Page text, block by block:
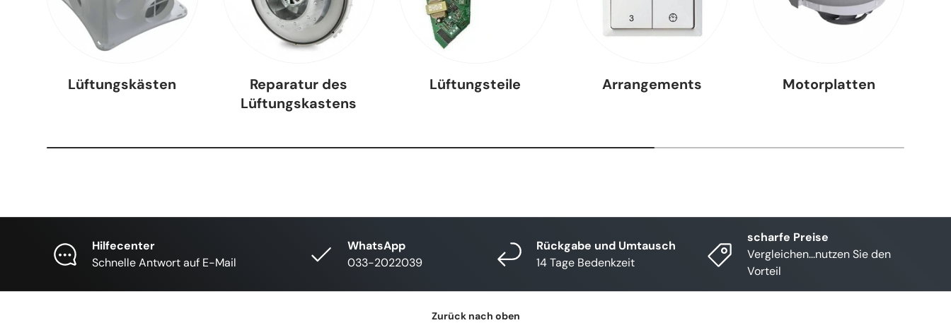
Lüftungskästen
Reparatur des
Lüftungskastens
Lüftungsteile Arrangements Motorplatten
Hilfecenter
Schnelle Antwort auf E-Mail
WhatsApp
033-2022039
Rückgabe und Umtausch
14 Tage Bedenkzeit
scharfe Preise
Vergleichen...nutzen Sie den
Vorteil
Zurück nach oben